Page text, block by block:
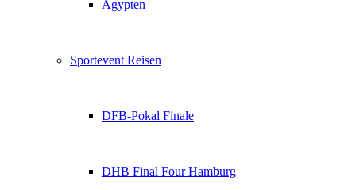
Ägypten
Sportevent Reisen
DFB-Pokal Finale
DHB Final Four Hamburg